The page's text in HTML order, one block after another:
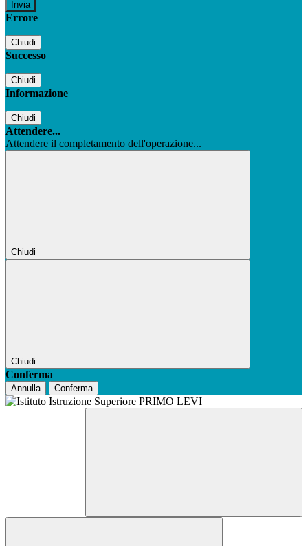
Errore
Chiudi
Successo
Chiudi
Informazione
Chiudi
Attendere...
Attendere il completamento dell'operazione...
Chiudi
Chiudi
Conferma
Annulla Conferma